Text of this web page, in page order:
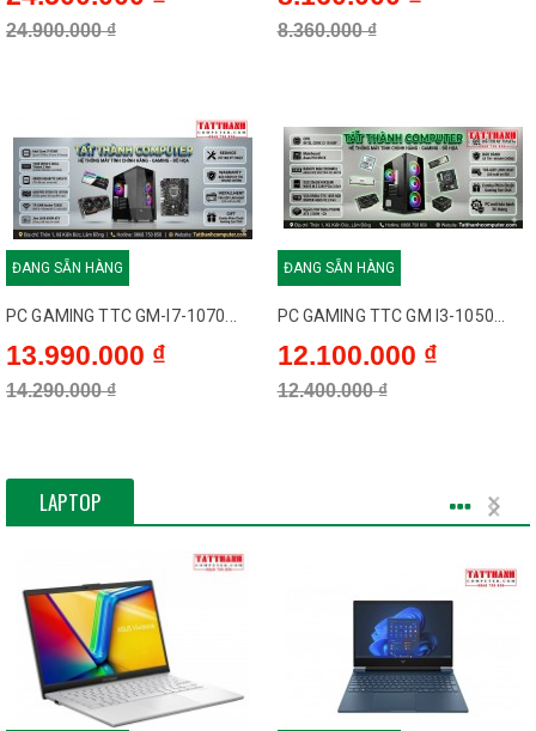
24.900.000 ₫
ĐANG SẴN HÀNG
PC GAMING TTC GM-I7-1070...
13.990.000 ₫
14.290.000 ₫
8.360.000 ₫
ĐANG SẴN HÀNG
PC GAMING TTC GM I3-1050...
12.100.000 ₫
12.400.000 ₫
LAPTOP